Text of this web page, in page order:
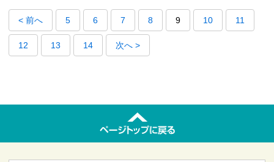
< 前へ 5 6 7 8 9 10 11
12 13 14 次へ >